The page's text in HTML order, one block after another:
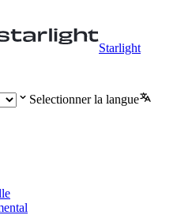
Starlight
Selectionner la langue